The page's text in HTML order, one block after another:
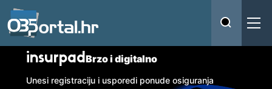
insurpadBrzo i digitalno
Unesi registraciju i usporedi ponude osiguranja